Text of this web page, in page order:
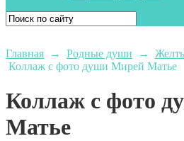
Главная → Родные души →
Коллаж с фото души Мирей Матье
Коллаж с фото
Матье